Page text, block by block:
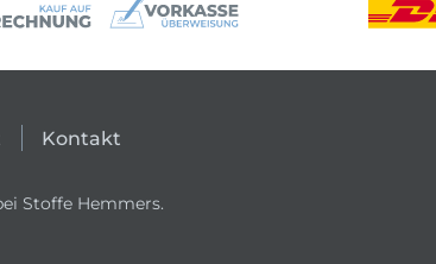
Kontakt
Stoffe Hemmers.